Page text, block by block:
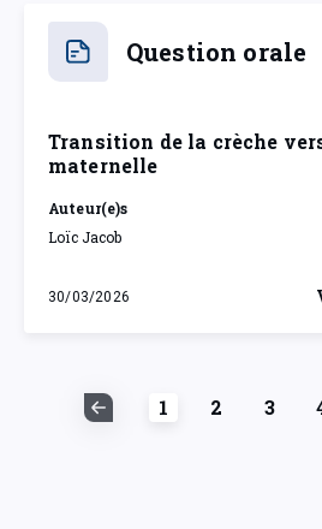
Question orale
Transition de la crèche
maternelle
Auteur(e)s
Loïc Jacob
30/03/2026
lundi 30 mars 2026
1 2 3